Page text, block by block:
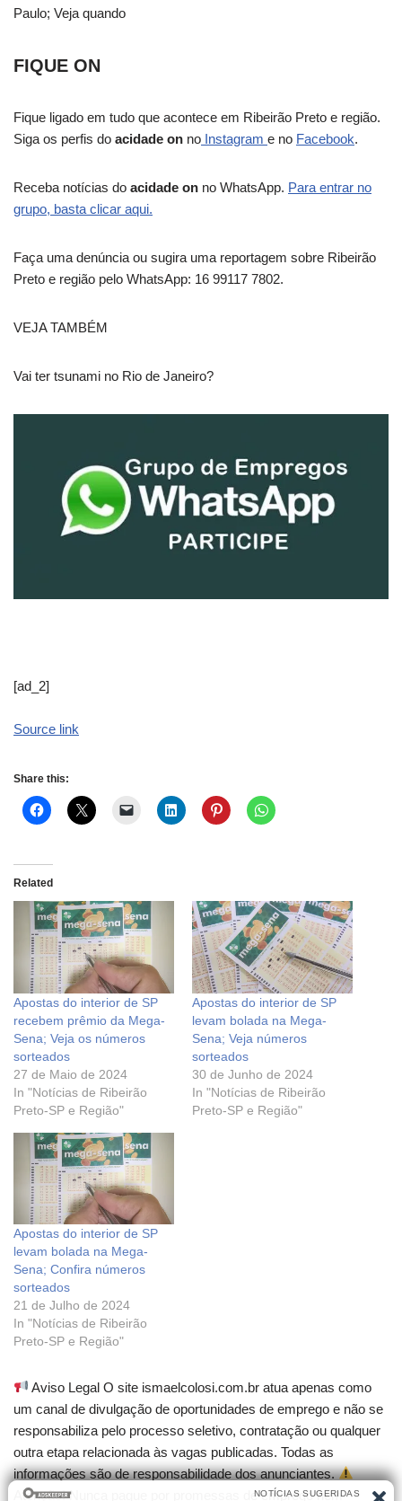
Paulo; Veja quando
FIQUE ON
Fique ligado em tudo que acontece em Ribeirão Preto e região.
Siga os perfis do acidade on no Instagram e no Facebook.
Receba notícias do acidade on no WhatsApp. Para entrar no
grupo, basta clicar aqui.
Faça uma denúncia ou sugira uma reportagem sobre Ribeirão
Preto e região pelo WhatsApp: 16 99117 7802.
VEJA TAMBÉM
Vai ter tsunami no Rio de Janeiro?
[ad_2]
Source link
Share this:
Related
Apostas do interior de SP
recebem prêmio da Mega-
Sena; Veja os números
sorteados
27 de Maio de 2024
In "Notícias de Ribeirão
Preto-SP e Região"
Apostas do interior de SP
levam bolada na Mega-
Sena; Veja números
sorteados
30 de Junho de 2024
In "Notícias de Ribeirão
Preto-SP e Região"
Apostas do interior de SP
levam bolada na Mega-
Sena; Confira números
sorteados
21 de Julho de 2024
In "Notícias de Ribeirão
Preto-SP e Região"
Aviso Legal O site ismaelcolosi.com.br atua apenas como
um canal de divulgação de oportunidades de emprego e não se
responsabiliza pelo processo seletivo, contratação ou qualquer
outra etapa relacionada às vagas publicadas. Todas as
informações são de responsabilidade dos anunciantes.
Atenção! Nunca pague por promessas de emprego nem